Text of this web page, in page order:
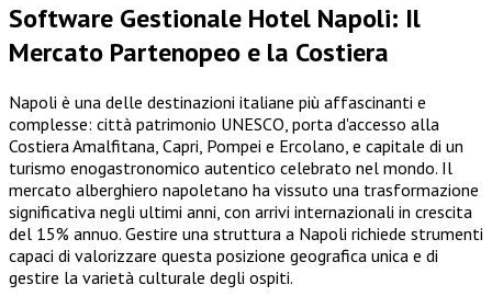
Software Gestionale Hotel Napoli: Il
Mercato Partenopeo e la Costiera
Napoli è una delle destinazioni italiane più affascinanti e
complesse: città patrimonio UNESCO, porta d'accesso alla
Costiera Amalfitana, Capri, Pompei e Ercolano, e capitale di un
turismo enogastronomico autentico celebrato nel mondo. Il
mercato alberghiero napoletano ha vissuto una trasformazione
significativa negli ultimi anni, con arrivi internazionali in crescita
del 15% annuo. Gestire una struttura a Napoli richiede strumenti
capaci di valorizzare questa posizione geografica unica e di
gestire la varietà culturale degli ospiti.